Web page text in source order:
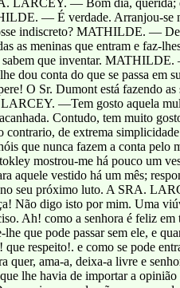
— É verdade. Arranjou-se
indiscreto? MATHILDE. —
as meninas que entram e faz-
sabem que inventar.
dou conta do que se passa
O Sr. Dumont está fazendo as
—Tem gosto aquela
Contudo, tem muito
contrario, de extrema
que nunca fazem a conta pelo
mostrou-me há pouco um
aquele vestido há um mês;
seu próximo luto. A SRA.
Não digo isto por mim. Uma
Ah! como a senhora é feliz
lhe que pode passar sem ele, e
que respeito!. e como se pode
quer, ama-a, deixa-a livre e
lhe havia de importar a